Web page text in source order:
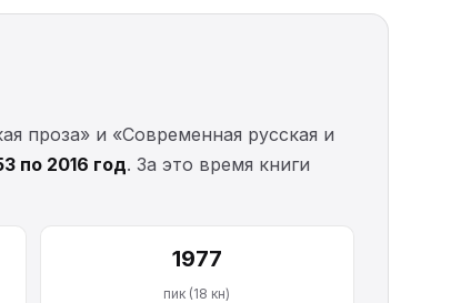
проза» и «Современная русская и
по 2016 год. За это время книги
1977
пик (18 кн)